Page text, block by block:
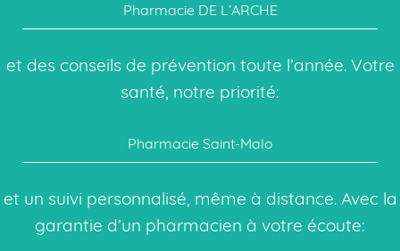
Pharmacie DE L’ARCHE
et des conseils de prévention toute l’année. Votre
santé, notre priorité:
Pharmacie Saint-Malo
et un suivi personnalisé, même à distance. Avec la
garantie d’un pharmacien à votre écoute: